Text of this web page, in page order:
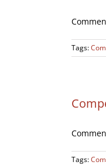
Tags:
Tags: